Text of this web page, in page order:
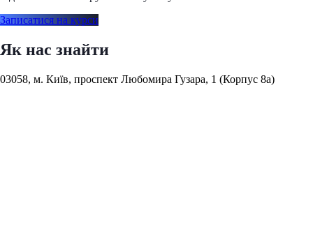
Записатися на курси
Як нас знайти
03058, м. Київ, проспект Любомира Гузара, 1 (Корпус 8а)